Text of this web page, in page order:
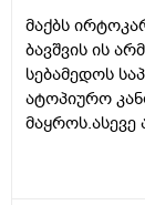
მაქბს
ბავშვის ის
სებამედოს
ატოპიურო